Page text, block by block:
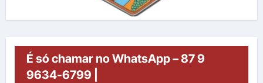
É só chamar no WhatsApp – 87 9
9634-6799 |